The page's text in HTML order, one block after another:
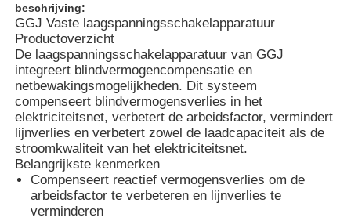
beschrijving:
GGJ Vaste laagspanningsschakelapparatuur
Productoverzicht
De laagspanningsschakelapparatuur van GGJ
integreert blindvermogencompensatie en
netbewakingsmogelijkheden. Dit systeem
compenseert blindvermogensverlies in het
elektriciteitsnet, verbetert de arbeidsfactor, vermindert
lijnverlies en verbetert zowel de laadcapaciteit als de
stroomkwaliteit van het elektriciteitsnet.
Belangrijkste kenmerken
Compenseert reactief vermogensverlies om de
arbeidsfactor te verbeteren en lijnverlies te
verminderen